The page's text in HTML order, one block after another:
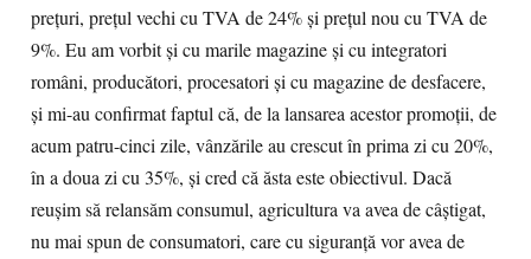
preţuri, preţul vechi cu TVA de 24% şi preţul nou cu TVA de
9%. Eu am vorbit şi cu marile magazine şi cu integratori
români, producători, procesatori şi cu magazine de desfacere,
şi mi-au confirmat faptul că, de la lansarea acestor promoţii, de
acum patru-cinci zile, vânzările au crescut în prima zi cu 20%,
în a doua zi cu 35%, şi cred că ăsta este obiectivul. Dacă
reuşim să relansăm consumul, agricultura va avea de câştigat,
nu mai spun de consumatori, care cu siguranţă vor avea de